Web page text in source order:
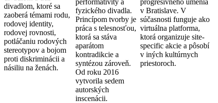
divadlom, ktoré sa
zaoberá témami rodu,
rodovej identity,
rodovej rovnosti,
potláčaniu rodových
stereotypov a bojom
proti diskriminácii a
násiliu na ženách.
fyzického divadla.
Princípom tvorby je
práca s telesnosťou,
ktorá sa stáva
aparátom
kontradikcie a
syntézou zároveň.
Od roku 2016
vytvorila sedem
autorských
inscenácii.
v Bratislave. V
súčasnosti funguje ako
virtuálna platforma,
ktorá organizuje site-
specific akcie a pôsobí
v iných kultúrnych
priestoroch.